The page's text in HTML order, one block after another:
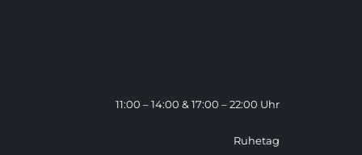
11:00 – 14:00 & 17:00 – 22:00 Uhr
Ruhetag